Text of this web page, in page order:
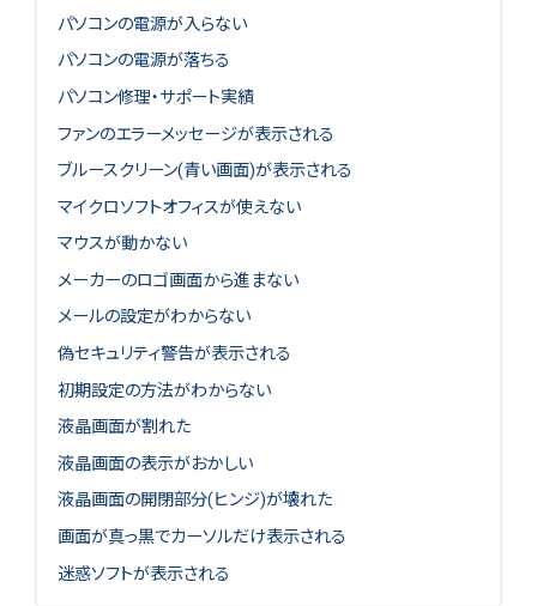
パソコンの電源が入らない
パソコンの電源が落ちる
パソコン修理・サポート実績
ファンのエラーメッセージが表示される
ブルースクリーン(青い画面)が表示される
マイクロソフトオフィスが使えない
マウスが動かない
メーカーのロゴ画面から進まない
メールの設定がわからない
偽セキュリティ警告が表示される
初期設定の方法がわからない
液晶画面が割れた
液晶画面の表示がおかしい
液晶画面の開閉部分(ヒンジ)が壊れた
画面が真っ黒でカーソルだけ表示される
迷惑ソフトが表示される